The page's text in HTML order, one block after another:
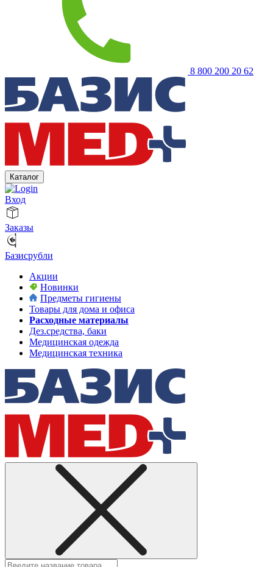
8 800 200 20 62
Каталог
Вход
Заказы
Базисрубли
Акции
Новинки
Предметы гигиены
Товары для дома и офиса
Расходные материалы
Дез.средства, баки
Медицинская одежда
Медицинская техника